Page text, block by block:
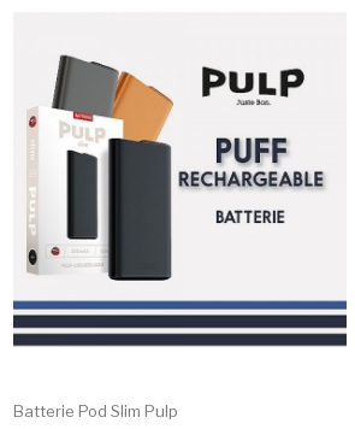
Batterie Pod Slim Pulp